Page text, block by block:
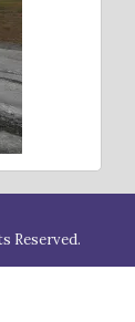
Reserved.